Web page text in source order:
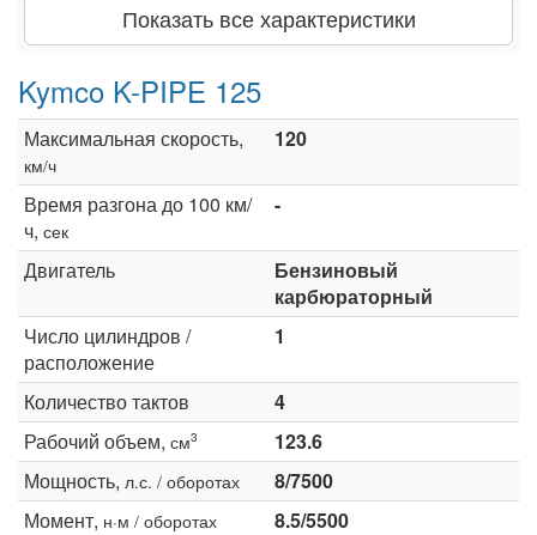
Показать все характеристики
Kymco K-PIPE 125
Максимальная скорость,
км/ч
120
Время разгона до 100 км/
ч, сек
-
Двигатель
Бензиновый
карбюраторный
Число цилиндров /
расположение
1
Количество тактов
4
Рабочий объем, см3
123.6
Мощность, л.с. / оборотах
8/7500
Момент, н·м / оборотах
8.5/5500